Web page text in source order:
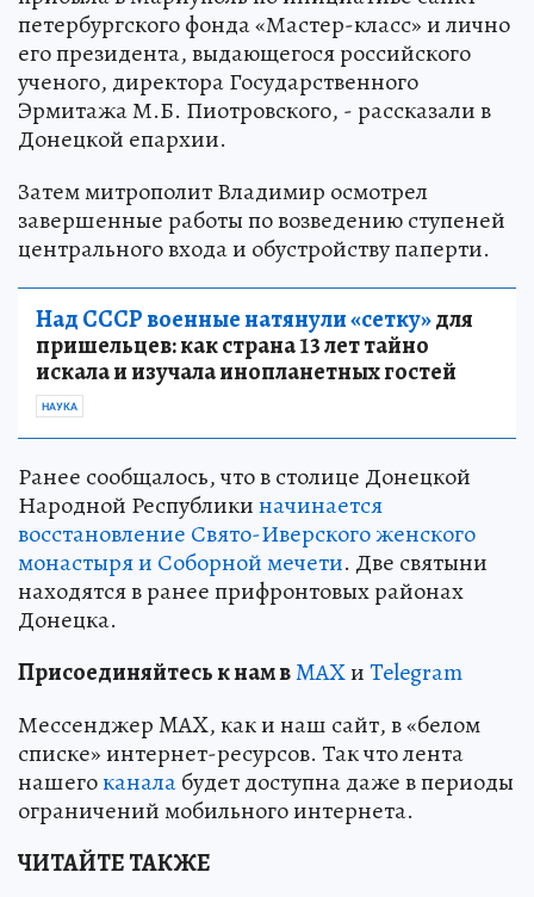
петербургского фонда «Мастер-класс» и лично
его президента, выдающегося российского
ученого, директора Государственного
Эрмитажа М.Б. Пиотровского, - рассказали в
Донецкой епархии.
Затем митрополит Владимир осмотрел
завершенные работы по возведению ступеней
центрального входа и обустройству паперти.
Над СССР военные натянули «сетку»для
пришельцев: как страна 13 лет тайно
искала и изучала инопланетных гостей
НАУКА
Ранее сообщалось, что в столице Донецкой
Народной Республикиначинается
восстановление Свято-Иверского женского
монастыря и Соборной мечети. Две святыни
находятся в ранее прифронтовых районах
Донецка.
Присоединяйтесь к нам вMAXиTelegram
Мессенджер MAX, как и наш сайт, в «белом
списке» интернет-ресурсов. Так что лента
нашегоканалабудет доступна даже в периоды
ограничений мобильного интернета.
ЧИТАЙТЕ ТАКЖЕ